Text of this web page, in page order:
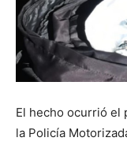
El hecho ocurrió el
la Policía